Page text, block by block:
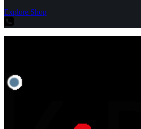
Explore Shop